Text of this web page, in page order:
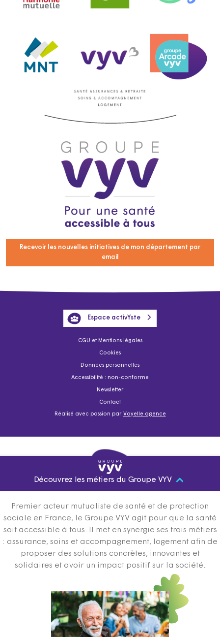
Recevoir les nouvelles initiatives de mon département par
email
CGU et Mentions légales
Cookies
Données personnelles
Accessibilité : non-conforme
Newsletter
Contact
Réalisé avec passion par Voyelle agence
Espace activYste
Découvrez les métiers du Groupe VYV
Premier acteur mutualiste de santé et de protection
sociale en France, le Groupe VYV agit pour que la santé
soit accessible à tous. Il met en synergie ses trois métiers
: assurance, soins et accompagnement, logement afin de
proposer des solutions concrètes, innovantes et
solidaires et avoir un impact positif sur la société.